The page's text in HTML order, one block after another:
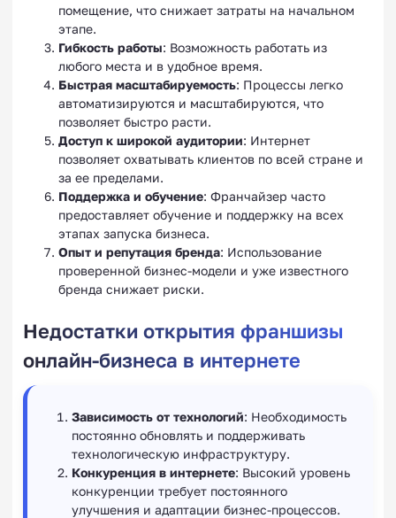
помещение, что снижает затраты на начальном
этапе.
Гибкость работы: Возможность работать из
любого места и в удобное время.
Быстрая масштабируемость: Процессы легко
автоматизируются и масштабируются, что
позволяет быстро расти.
Доступ к широкой аудитории: Интернет
позволяет охватывать клиентов по всей стране и
за ее пределами.
Поддержка и обучение: Франчайзер часто
предоставляет обучение и поддержку на всех
этапах запуска бизнеса.
Опыт и репутация бренда: Использование
проверенной бизнес-модели и уже известного
бренда снижает риски.
Недостатки открытия франшизы
онлайн-бизнеса в интернете
Зависимость от технологий: Необходимость
постоянно обновлять и поддерживать
технологическую инфраструктуру.
Конкуренция в интернете: Высокий уровень
конкуренции требует постоянного
улучшения и адаптации бизнес-процессов.